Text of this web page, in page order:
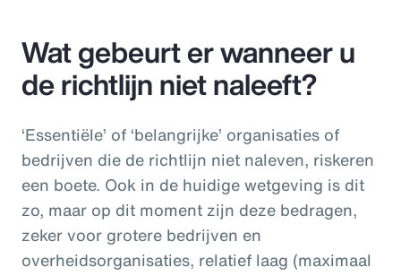
Wat gebeurt er wanneer u
de richtlijn niet naleeft?
‘Essentiële’ of ‘belangrijke’ organisaties of
bedrijven die de richtlijn niet naleven, riskeren
een boete. Ook in de huidige wetgeving is dit
zo, maar op dit moment zijn deze bedragen,
zeker voor grotere bedrijven en
overheidsorganisaties, relatief laag (maximaal